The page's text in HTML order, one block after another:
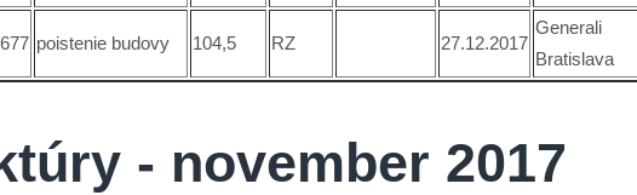
poistenie budovy 104,5 RZ 27.12.2017
Generali
Bratislava
- november 2017